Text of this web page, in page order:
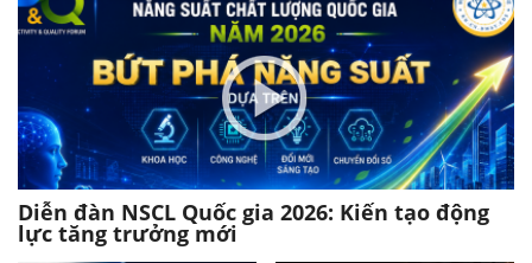
Diễn đàn NSCL Quốc gia 2026: Kiến tạo động
lực tăng trưởng mới